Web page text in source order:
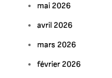
mai 2026
avril 2026
mars 2026
février 2026